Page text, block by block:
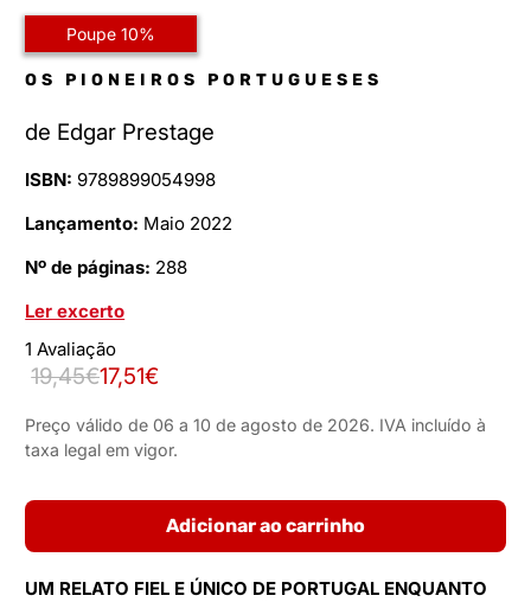
Poupe 10%
OS PIONEIROS PORTUGUESES
de Edgar Prestage
ISBN: 9789899054998
Lançamento: Maio 2022
Nº de páginas: 288
Ler excerto
1 Avaliação
17,51€
19,45€
Preço válido de 06 a 10 de agosto de 2026. IVA incluído à
taxa legal em vigor.
Adicionar ao carrinho
UM RELATO FIEL E ÚNICO DE PORTUGAL ENQUANTO